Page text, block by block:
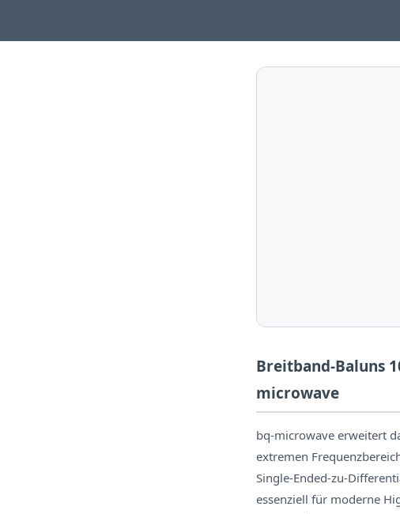
Breitband-Baluns
microwave
bq-microwave erweitert
extremen
Single-Ended-zu-
essenziell für moderne